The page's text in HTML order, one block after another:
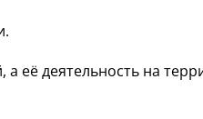
а её деятельность на